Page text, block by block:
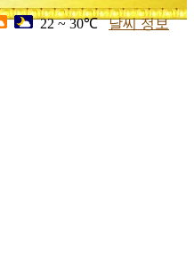
22 ~ 30℃ 날씨 정보